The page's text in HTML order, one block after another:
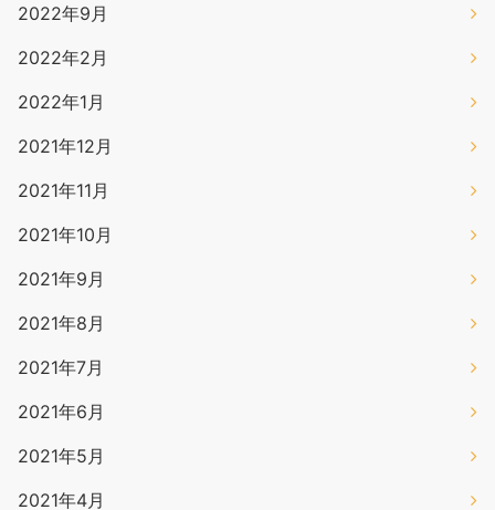
2022年9月
2022年2月
2022年1月
2021年12月
2021年11月
2021年10月
2021年9月
2021年8月
2021年7月
2021年6月
2021年5月
2021年4月